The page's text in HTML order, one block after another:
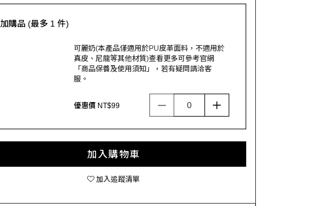
加購品 (最多 1 件)
可麗奶(本產品僅適用於PU皮革面料，不適用於
真皮、尼龍等其他材質)查看更多可參考官網
「商品保養及使用須知」，若有疑問請洽客
服。
優惠價 NT$99
加入購物車
加入追蹤清單